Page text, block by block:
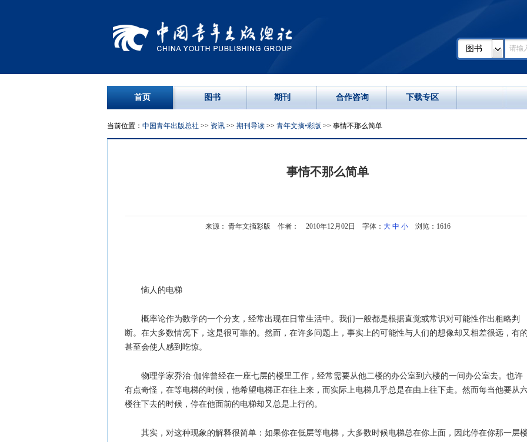
图书
首页 图书 期刊 合作咨询 下载专区
当前位置： 中国青年出版总社 >> 资讯 >> 期刊导读 >> 青年文摘•彩版 >> 事情不那么简单
事情不那么简单
来源： 青年文摘彩版 作者： 2010年12月02日 字体： 大 中 小浏览：1616
恼人的电梯
概率论作为数学的一个分支，经常出现在日常生活中。我们一般都是根据直觉或常识对可能性作出粗略判
断。在大多数情况下，这是很可靠的。然而，在许多问题上，事实上的可能性与人们的想像却又相差很远，有的
甚至会使人感到吃惊。
物理学家乔治·伽侔曾经在一座七层的楼里工作，经常需要从他二楼的办公室到六楼的一间办公室去。也许
有点奇怪，在等电梯的时候，他希望电梯正在往上来，而实际上电梯几乎总是在由上往下走。然而每当他要从
楼往下去的时候，停在他面前的电梯却又总是上行的。
其实，对这种现象的解释很简单：如果你在低层等电梯，大多数时候电梯总在你上面，因此停在你那一层楼